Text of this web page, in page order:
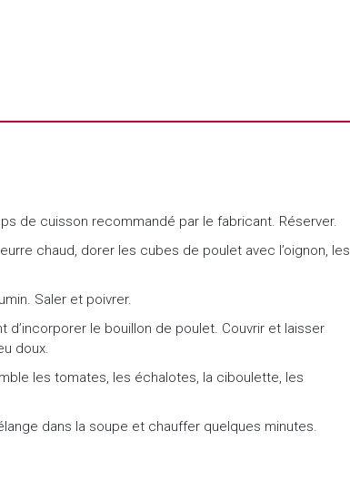
de cuisson recommandé par le fabricant. Réserver.
chaud, dorer les cubes de poulet avec l’oignon, les
Saler et poivrer.
d’incorporer le bouillon de poulet. Couvrir et laisser
doux.
les tomates, les échalotes, la ciboulette, les
dans la soupe et chauffer quelques minutes.